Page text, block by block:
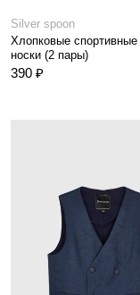
Silver spoon
Хлопковые спортивные
носки (2 пары)
390 ₽